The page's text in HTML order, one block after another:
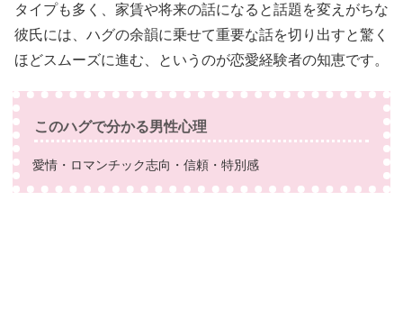
タイプも多く、家賃や将来の話になると話題を変えがちな
彼氏には、ハグの余韻に乗せて重要な話を切り出すと驚く
ほどスムーズに進む、というのが恋愛経験者の知恵です。
このハグで分かる男性心理
愛情・ロマンチック志向・信頼・特別感